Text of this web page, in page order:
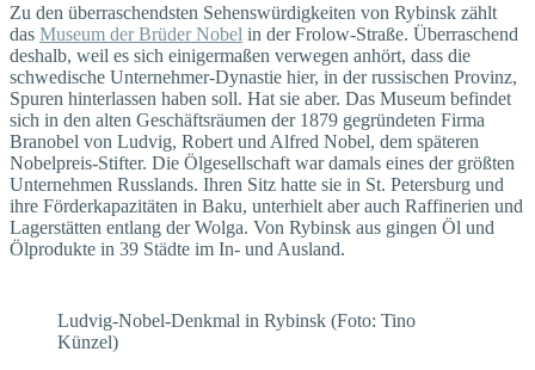
Zu den überraschendsten Sehenswürdigkeiten von Rybinsk zählt
das Museum der Brüder Nobel in der Frolow-Straße. Überraschend
deshalb, weil es sich einigermaßen verwegen anhört, dass die
schwedische Unternehmer-Dynastie hier, in der russischen Provinz,
Spuren hinterlassen haben soll. Hat sie aber. Das Museum befindet
sich in den alten Geschäftsräumen der 1879 gegründeten Firma
Branobel von Ludvig, Robert und Alfred Nobel, dem späteren
Nobelpreis-Stifter. Die Ölgesellschaft war damals eines der größten
Unternehmen Russlands. Ihren Sitz hatte sie in St. Petersburg und
ihre Förderkapazitäten in Baku, unterhielt aber auch Raffinerien und
Lagerstätten entlang der Wolga. Von Rybinsk aus gingen Öl und
Ölprodukte in 39 Städte im In- und Ausland.
Ludvig-Nobel-Denkmal in Rybinsk (Foto: Tino
Künzel)